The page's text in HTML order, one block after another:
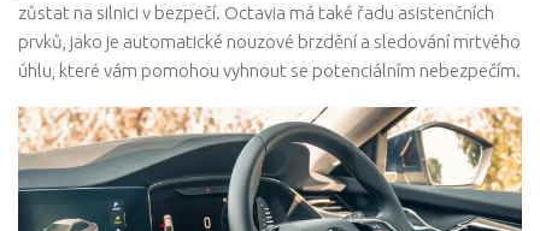
zůstat na silnici v bezpečí. Octavia má také řadu asistenčních
prvků, jako je automatické nouzové brzdění a sledování mrtvého
úhlu, které vám pomohou vyhnout se potenciálním nebezpečím.